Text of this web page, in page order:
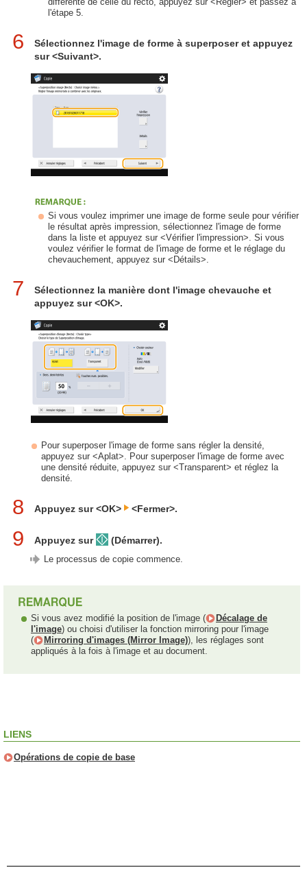
l'étape 5.
6
Sélectionnez l'image de forme à superposer et appuyez
sur <Suivant>.
Si vous voulez imprimer une image de forme seule pour vérifier
le résultat après impression, sélectionnez l'image de forme
dans la liste et appuyez sur <Vérifier l'impression>. Si vous
voulez vérifier le format de l'image de forme et le réglage du
chevauchement, appuyez sur <Détails>.
7
Sélectionnez la manière dont l'image chevauche et
appuyez sur <OK>.
Pour superposer l'image de forme sans régler la densité,
appuyez sur <Aplat>. Pour superposer l'image de forme avec
une densité réduite, appuyez sur <Transparent> et réglez la
densité.
8 Appuyez sur <OK> <Fermer>.
9 Appuyez sur (Démarrer).
Le processus de copie commence.
Si vous avez modifié la position de l'image (
Décalage de
l'image) ou choisi d'utiliser la fonction mirroring pour l'image
(
Mirroring d'images (Mirror Image)), les réglages sont
appliqués à la fois à l'image et au document.
LIENS
Opérations de copie de base